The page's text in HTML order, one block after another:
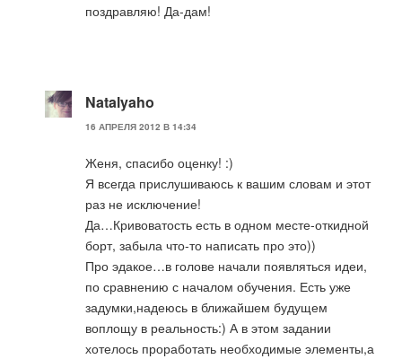
поздравляю! Да-дам!
Natalyaho
16 АПРЕЛЯ 2012 В 14:34
Женя, спасибо оценку! :)
Я всегда прислушиваюсь к вашим словам и этот
раз не исключение!
Да…Кривоватость есть в одном месте-откидной
борт, забыла что-то написать про это))
Про эдакое…в голове начали появляться идеи,
по сравнению с началом обучения. Есть уже
задумки,надеюсь в ближайшем будущем
воплощу в реальность:) А в этом задании
хотелось проработать необходимые элементы,а